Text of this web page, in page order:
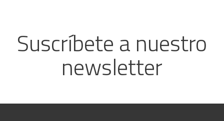
Suscríbete a nuestro
newsletter